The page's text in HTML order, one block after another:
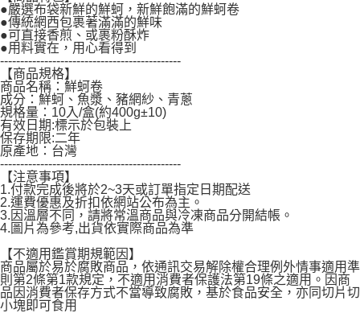
●嚴選布袋新鮮的鮮蚵，新鮮飽滿的鮮蚵卷
●傳統網西包裹著滿滿的鮮味
●可直接香煎、或裹粉酥炸
●用料實在，用心看得到
---------------------------------------------
【商品規格】
商品名稱：鮮蚵卷
成分：鮮蚵、魚漿、豬網紗、青蔥
規格量：10入/盒(約400g±10)
有效日期:標示於包裝上
保存期限:二年
原產地：台灣
---------------------------------------------
【注意事項】
1.付款完成後將於2~3天或訂單指定日期配送
2.運費優惠及折扣依網站公布為主。
3.因溫層不同，請將常溫商品與冷凍商品分開結帳。
4.圖片為參考,出貨依實際商品為準
【不適用鑑賞期規範因】
商品屬於易於腐敗商品，依通訊交易解除權合理例外情事適用準
則第2條第1款規定，不適用消費者保護法第19條之適用。因商
品因消費者保存方式不當導致腐敗，基於食品安全，亦同切片切
小塊即可食用